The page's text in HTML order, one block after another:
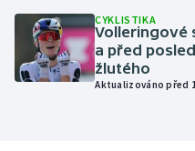
Parasport
Plavání
CYKLISTIKA
Volleringové
a před
žlutého
Aktualizováno před